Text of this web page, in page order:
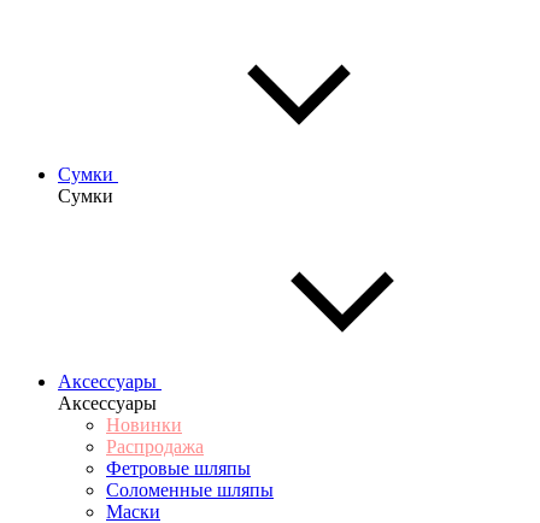
Сумки
Сумки
Аксессуары
Аксессуары
Новинки
Распродажа
Фетровые шляпы
Соломенные шляпы
Маски